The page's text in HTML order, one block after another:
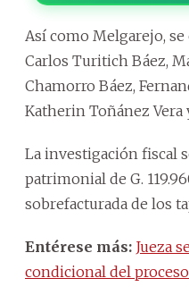
Así como Melgarejo, se
Carlos Turitich Báez,
Chamorro Báez,
Katherin Toñánez Vera
La investigación fiscal
patrimonial de G.
sobrefacturada de los
Entérese más: Jueza
condicional del